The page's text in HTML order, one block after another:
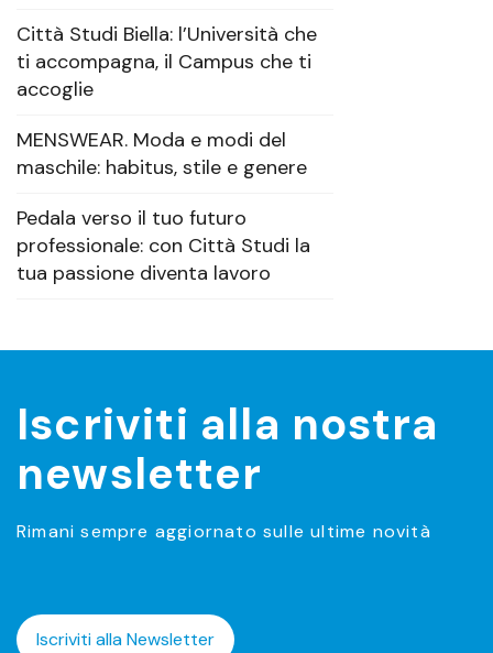
Città Studi Biella: l’Università che
ti accompagna, il Campus che ti
accoglie
MENSWEAR. Moda e modi del
maschile: habitus, stile e genere
Pedala verso il tuo futuro
professionale: con Città Studi la
tua passione diventa lavoro
Iscriviti alla nostra
newsletter
Rimani sempre aggiornato sulle ultime novità
Iscriviti alla Newsletter